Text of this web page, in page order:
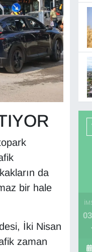
da
bir hale
İki Nisan
zaman